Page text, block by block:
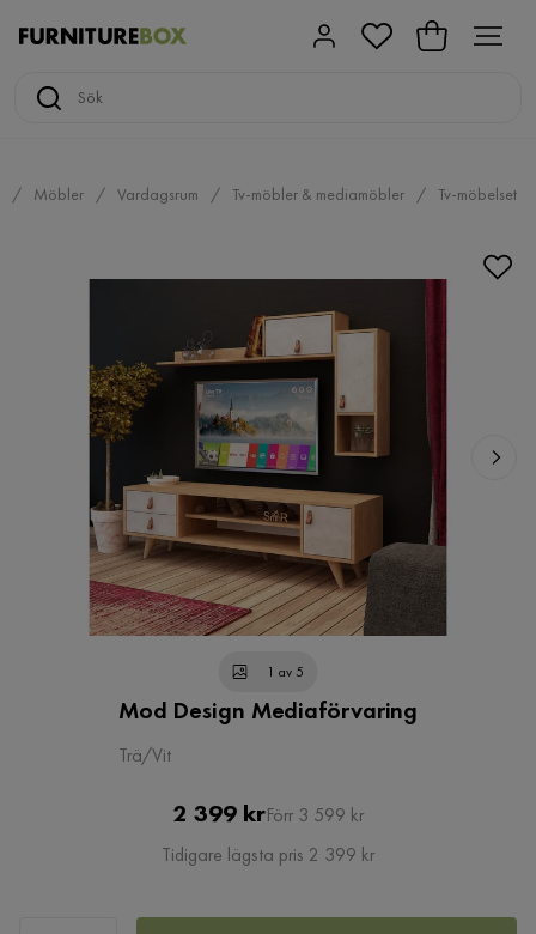
Möbler Vardagsrum Tv-möbler & mediamöbler Tv-möbelset
1 av 5
Mod Design Mediaförvaring
Trä/Vit
Pris
2 399 krOriginal
Pris
Förr 3 599 kr
Tidigare lägsta pris 2 399 kr